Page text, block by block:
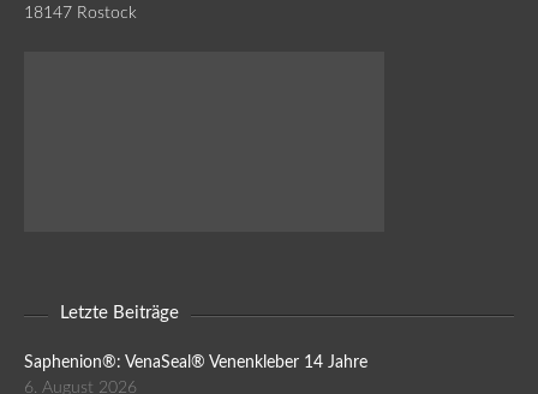
18147 Rostock
Letzte Beiträge
Saphenion®: VenaSeal® Venenkleber 14 Jahre
6. August 2026